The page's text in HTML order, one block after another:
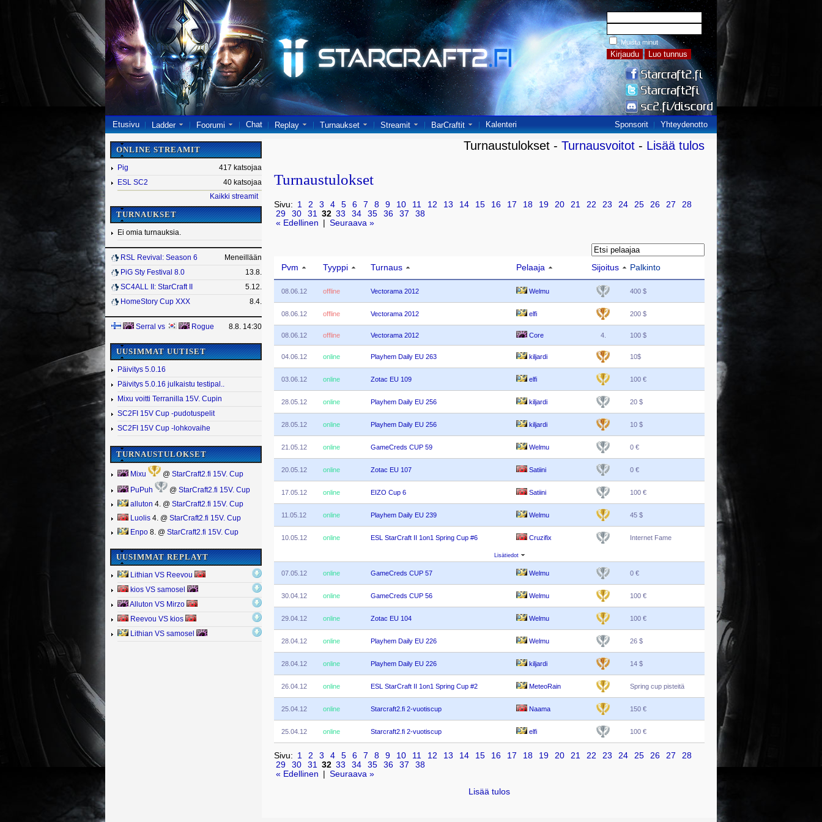
Muista minut
Etusivu Ladder Foorumi Chat Replay Turnaukset Streamit BarCraftit Kalenteri Sponsorit Yhteydenotto
ONLINE STREAMIT
Pig
417 katsojaa
ESL SC2
40 katsojaa
Kaikki streamit
TURNAUKSET
Ei omia turnauksia.
RSL Revival: Season 6
Meneillään
PiG Sty Festival 8.0
13.8.
SC4ALL II: StarCraft II
5.12.
HomeStory Cup XXX
8.4.
Serral vs Rogue 8.8. 14:30
UUSIMMAT UUTISET
Päivitys 5.0.16
Päivitys 5.0.16 julkaistu testipal..
Mixu voitti Terranilla 15V. Cupin
SC2FI 15V Cup -pudotuspelit
SC2FI 15V Cup -lohkovaihe
TURNAUSTULOKSET
Mixu @ StarCraft2.fi 15V. Cup
PuPuh @ StarCraft2.fi 15V. Cup
alluton 4. @ StarCraft2.fi 15V. Cup
Luolis 4. @ StarCraft2.fi 15V. Cup
Enpo 8. @ StarCraft2.fi 15V. Cup
UUSIMMAT REPLAYT
Lithian VS Reevou
kios VS samosel
Alluton VS Mirzo
Reevou VS kios
Lithian VS samosel
Turnaustulokset - Turnausvoitot - Lisää tulos
Turnaustulokset
Sivu: 1 2 3 4 5 6 7 8 9 10 11 12 13 14 15 16 17 18 19 20 21 22 23 24 25 26 27
28
29
30 31 32 33 34 35 36 37
38
« Edellinen
Seuraava »
Pvm Tyyppi Turnaus Pelaaja Sijoitus Palkinto
08.06.12 offline Vectorama 2012 Welmu 400 $
08.06.12 offline Vectorama 2012 elfi 200 $
08.06.12 offline Vectorama 2012 Core 4. 100 $
04.06.12 online Playhem Daily EU 263 kiljardi 10$
03.06.12 online Zotac EU 109 elfi 100 €
28.05.12 online Playhem Daily EU 256 kiljardi 20 $
28.05.12 online Playhem Daily EU 256 kiljardi 10 $
21.05.12 online GameCreds CUP 59 Welmu 0 €
20.05.12 online Zotac EU 107 Satiini 0 €
17.05.12 online EIZO Cup 6 Satiini 100 €
11.05.12 online Playhem Daily EU 239 Welmu 45 $
10.05.12 online ESL StarCraft II 1on1 Spring Cup #6 Cruzifix Internet Fame
Lisätiedot
07.05.12 online GameCreds CUP 57 Welmu 0 €
30.04.12 online GameCreds CUP 56 Welmu 100 €
29.04.12 online Zotac EU 104 Welmu 100 €
28.04.12 online Playhem Daily EU 226 Welmu 26 $
28.04.12 online Playhem Daily EU 226 kiljardi 14 $
26.04.12 online ESL StarCraft II 1on1 Spring Cup #2 MeteoRain Spring cup pisteitä
25.04.12 online Starcraft2.fi 2-vuotiscup Naama 150 €
25.04.12 online Starcraft2.fi 2-vuotiscup elfi 100 €
Sivu: 1 2 3 4 5 6 7 8 9 10 11 12 13 14 15 16 17 18 19 20 21 22 23 24 25 26 27
28
29
30 31 32 33 34 35 36 37
38
« Edellinen
Seuraava »
Lisää tulos